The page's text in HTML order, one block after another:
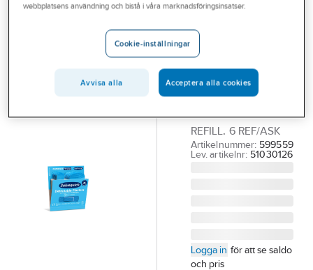
Branscher SALVEQUICK
Blue
PLÅSTER
SALVEQUICK MIX
BLUE DETECT
REFILL. 6 REF/ASK
Artikelnummer: 599559
Lev. artikelnr: 51030126
Logga in för att se saldo
och pris
webbplatsens användning och bistå i våra marknadsföringsinsatser.
Cookie-inställningar
Avvisa alla Acceptera alla cookies